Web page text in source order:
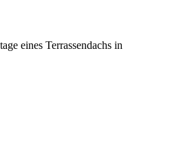
eines Terrassendachs in